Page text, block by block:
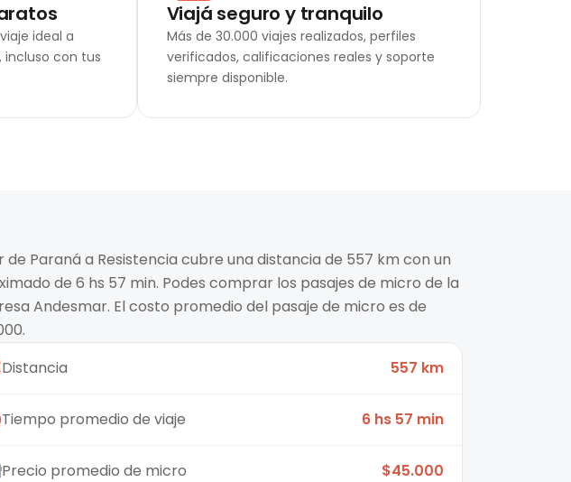
ideal a
incluso con tus
Viajá seguro y tranquilo
Más de 30.000 viajes realizados, perfiles
verificados, calificaciones reales y soporte
siempre disponible.
de Paraná a Resistencia cubre una distancia de 557 km con un
de 6 hs 57 min. Podes comprar los pasajes de micro de la
Andesmar. El costo promedio del pasaje de micro es de
Distancia
557 km
Tiempo promedio de viaje 6 hs 57 min
Precio promedio de micro $45.000